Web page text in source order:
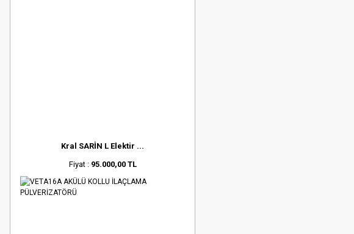
Kral SARİN L Elektir ...
Fiyat : 95.000,00 TL